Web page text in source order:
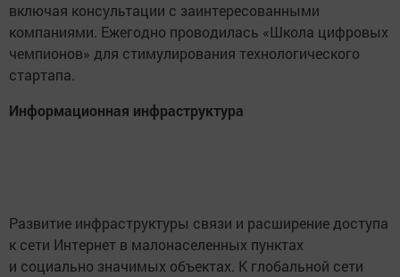
включая консультации с заинтересованными
компаниями. Ежегодно проводилась «Школа цифровых
чемпионов» для стимулирования технологического
стартапа.
Информационная инфраструктура
Развитие инфраструктуры связи и расширение доступа
к сети Интернет в малонаселенных пунктах
и социально значимых объектах. К глобальной сети